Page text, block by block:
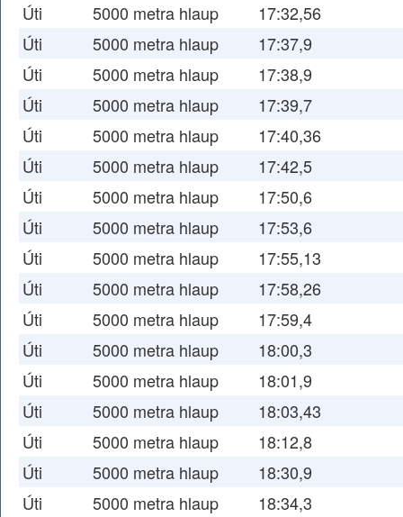
Úti
5000 metra hlaup
17:32,56
Úti
5000 metra hlaup
17:37,9
Úti
5000 metra hlaup
17:38,9
Úti
5000 metra hlaup
17:39,7
Úti
5000 metra hlaup
17:40,36
Úti
5000 metra hlaup
17:42,5
Úti
5000 metra hlaup
17:50,6
Úti
5000 metra hlaup
17:53,6
Úti
5000 metra hlaup
17:55,13
Úti
5000 metra hlaup
17:58,26
Úti
5000 metra hlaup
17:59,4
Úti
5000 metra hlaup
18:00,3
Úti
5000 metra hlaup
18:01,9
Úti
5000 metra hlaup
18:03,43
Úti
5000 metra hlaup
18:12,8
Úti
5000 metra hlaup
18:30,9
Úti
5000 metra hlaup 18:34,3